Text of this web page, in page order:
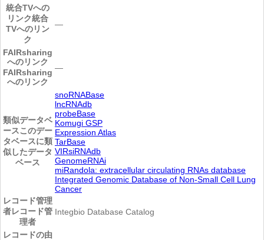
統合TVへの
リンク統合
TVへのリン
ク
―
FAIRsharing
へのリンク
FAIRsharing
へのリンク
―
類似データベ
ースこのデー
タベースに類
似したデータ
ベース
snoRNABase
lncRNAdb
probeBase
Komugi GSP
Expression Atlas
TarBase
VIRsiRNAdb
GenomeRNAi
miRandola: extracellular circulating RNAs database
Integrated Genomic Database of Non-Small Cell Lung
Cancer
レコード管理
者レコード管
理者
Integbio Database Catalog
レコードの由